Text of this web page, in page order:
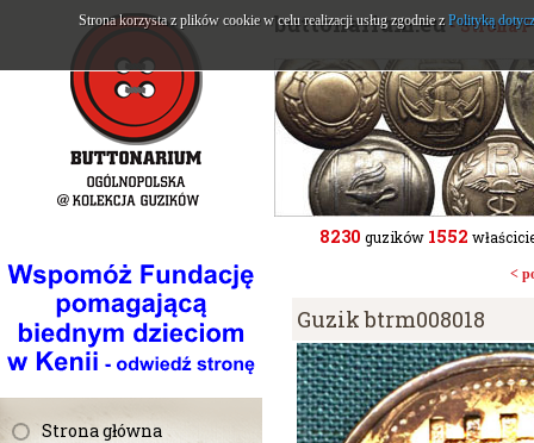
Strona główna
buttonarium.eu- Strona
8230 guzików 1552
<
Guzik btrm008018
Strona korzysta z plików cookie w celu realizacji usług zgodnie z Polityką